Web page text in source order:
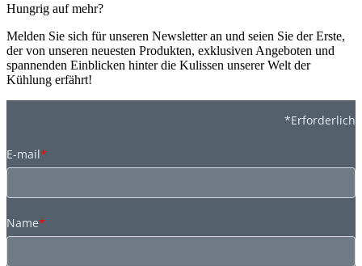
Hungrig auf mehr?
Melden Sie sich für unseren Newsletter an und seien Sie der Erste,
der von unseren neuesten Produkten, exklusiven Angeboten und
spannenden Einblicken hinter die Kulissen unserer Welt der
Kühlung erfährt!
*Erforderlich
E-mail*
Name*